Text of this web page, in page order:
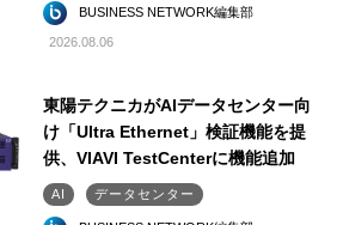
BUSINESS NETWORK編集部
2026.08.06
東陽テクニカがAIデータセンター向
け「Ultra Ethernet」検証機能を提
供、VIAVI TestCenterに機能追加
AI データセンター